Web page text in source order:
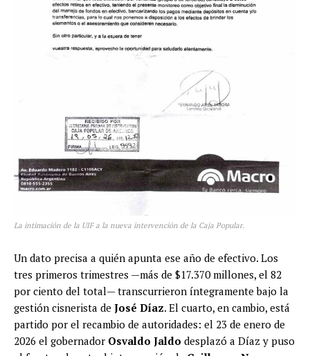
La intimación de la UIF a la nueva intervención de la Caja Popular.
Un dato precisa a quién apunta ese año de efectivo. Los
tres primeros trimestres —más de $17.370 millones, el 82
por ciento del total— transcurrieron íntegramente bajo la
gestión cisnerista de José Díaz. El cuarto, en cambio, está
partido por el recambio de autoridades: el 23 de enero de
2026 el gobernador Osvaldo Jaldo desplazó a Díaz y puso